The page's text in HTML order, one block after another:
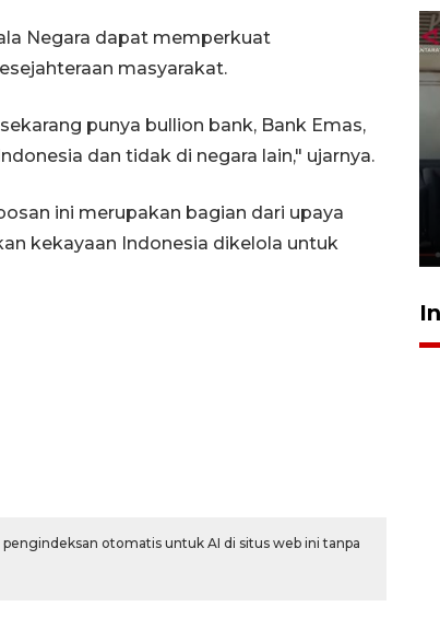
Negara dapat memperkuat
masyarakat.
punya bullion bank, Bank Emas,
dan tidak di negara lain," ujarnya.
ini merupakan bagian dari upaya
kekayaan Indonesia dikelola untuk
otomatis untuk AI di situs web ini tanpa
Ledakan rumah di Grand
kebocoran gas - VIDEO
21 Juli 2026 15:45